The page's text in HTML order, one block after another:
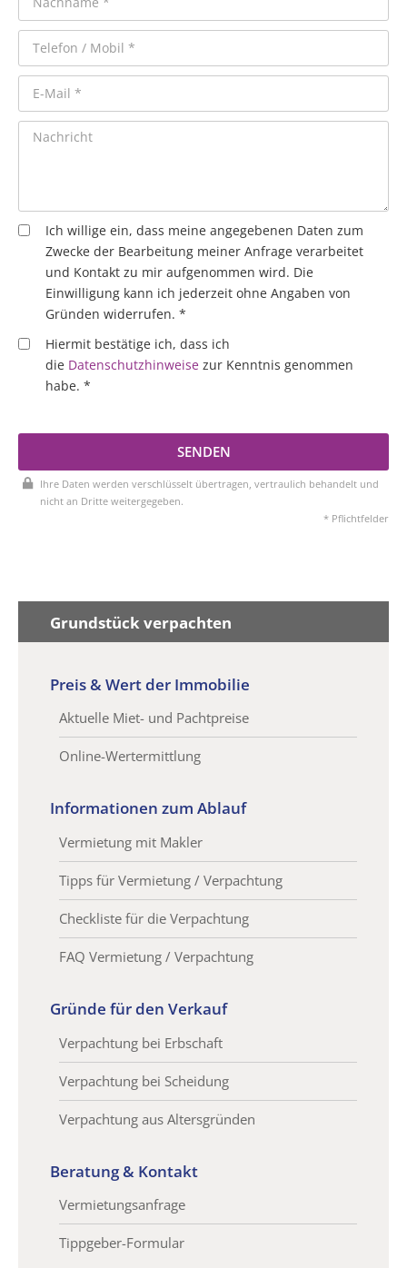
Ich willige ein, dass meine angegebenen Daten zum
Zwecke der Bearbeitung meiner Anfrage verarbeitet
und Kontakt zu mir aufgenommen wird. Die
Einwilligung kann ich jederzeit ohne Angaben von
Gründen widerrufen. *
Hiermit bestätige ich, dass ich
die Datenschutzhinweise zur Kenntnis genommen
habe. *
SENDEN
Ihre Daten werden verschlüsselt übertragen, vertraulich behandelt und
nicht an Dritte weitergegeben.
* Pflichtfelder
Grundstück verpachten
Preis & Wert der Immobilie
Aktuelle Miet- und Pachtpreise
Online-Wertermittlung
Informationen zum Ablauf
Vermietung mit Makler
Tipps für Vermietung / Verpachtung
Checkliste für die Verpachtung
FAQ Vermietung / Verpachtung
Gründe für den Verkauf
Verpachtung bei Erbschaft
Verpachtung bei Scheidung
Verpachtung aus Altersgründen
Beratung & Kontakt
Vermietungsanfrage
Tippgeber-Formular